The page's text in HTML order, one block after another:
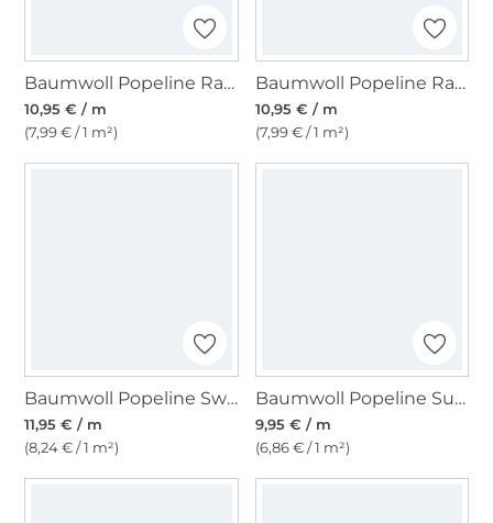
Baumwoll Popeline Ranken 2, sonnengelb
10,95 € / m
(7,99 € / 1 m²)
Baumwoll Popeline Ranken 2, tannengrün
10,95 € / m
(7,99 € / 1 m²)
Baumwoll Popeline Sweet Blossom, wollweiß
11,95 € / m
(8,24 € / 1 m²)
Baumwoll Popeline Summer Patchwork, vanille
9,95 € / m
(6,86 € / 1 m²)